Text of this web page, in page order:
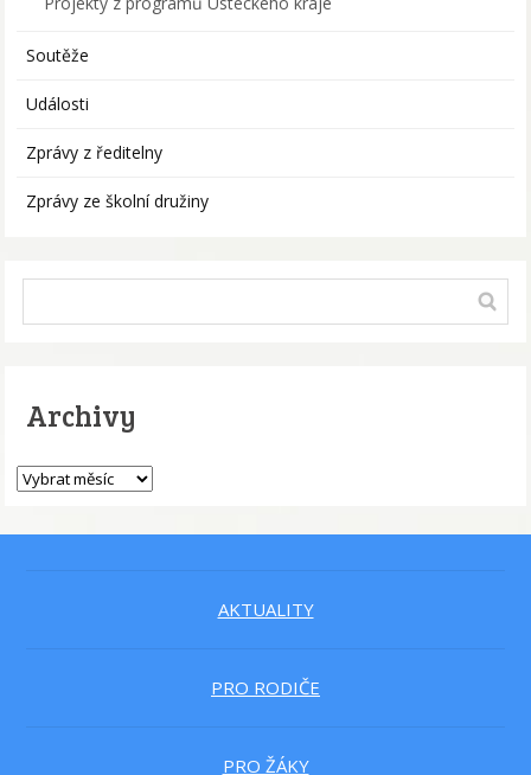
Soutěže
Události
Zprávy z ředitelny
Zprávy ze školní družiny
Archivy
AKTUALITY
PRO RODIČE
PRO ŽÁKY